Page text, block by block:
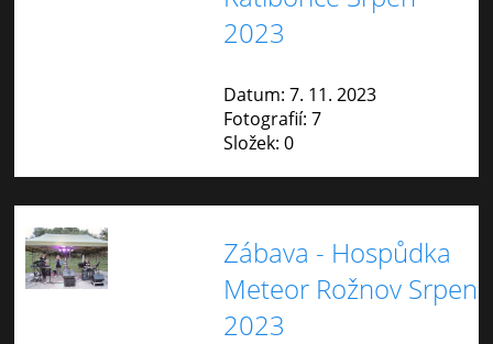
2023
Datum: 7. 11. 2023
Fotografií: 7
Složek: 0
Zábava - Hospůdka
Meteor Rožnov Srpen
2023